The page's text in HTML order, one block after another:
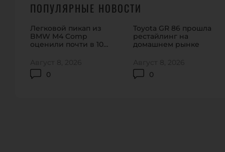
ПОПУЛЯРНЫЕ НОВОСТИ
Легковой пикап из
BMW M4 Comp
оценили почти в 100
0
Август 8, 2026
Toyota GR 86 прошла
рестайлинг на
домашнем рынке
0
Август 8, 2026